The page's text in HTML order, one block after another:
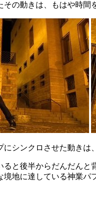
の動きは、もはや時間
シンクロさせた動きは
ると後半からだんだん
地に達している神業パ